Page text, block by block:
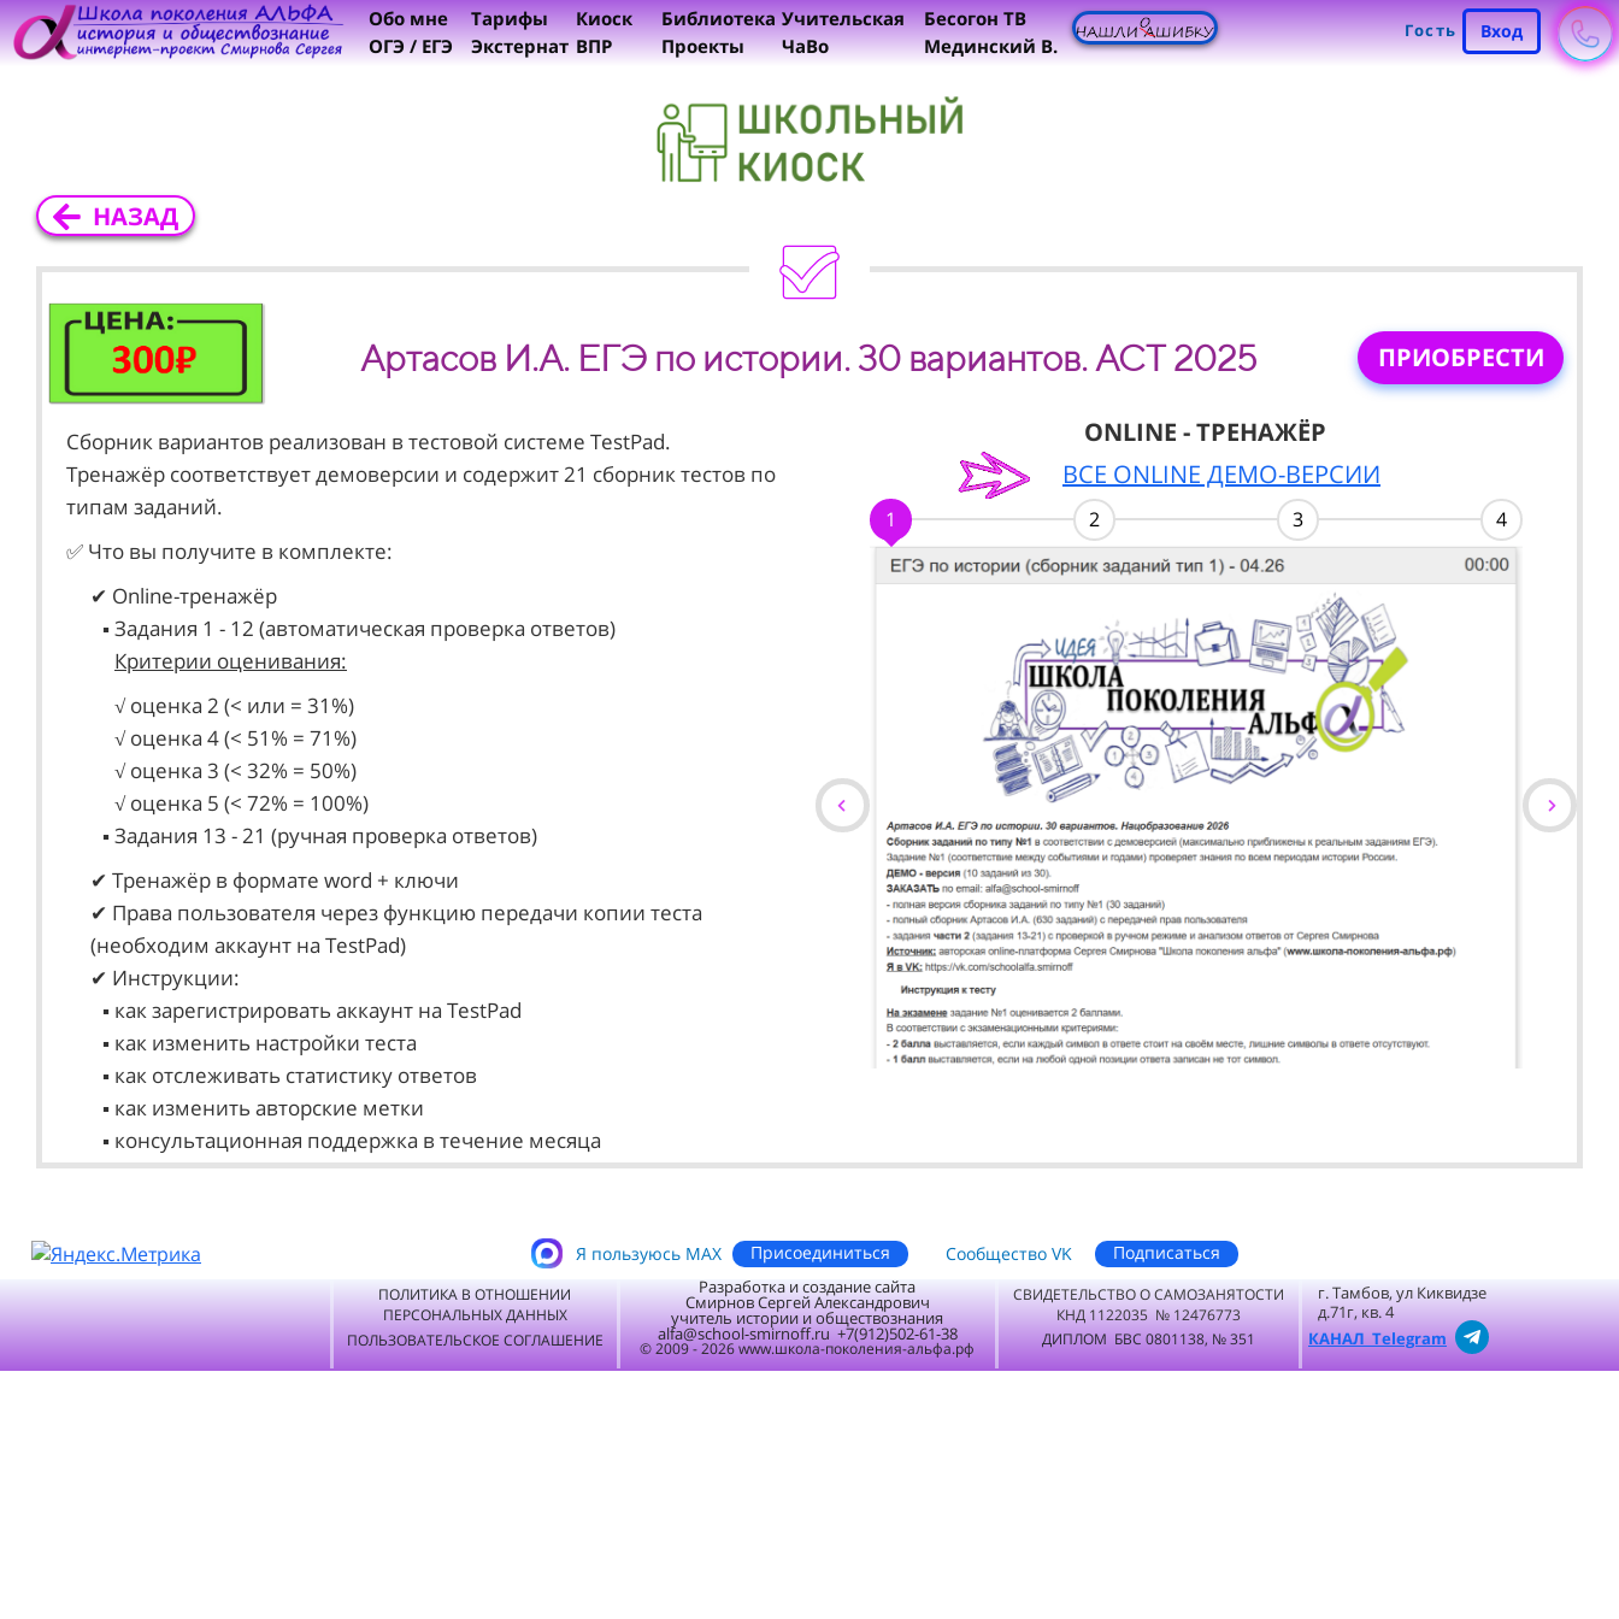
Обо мне
ОГЭ / ЕГЭ
Тарифы
Экстернат
Киоск
ВПР
Библиотека
Проекты
Учительская
ЧаВо
Бесогон ТВ
Мединский В.
Гость Вход
НАЗАД
Артасов И.А. ЕГЭ по истории. 30 вариантов. АСТ 2025 ПРИОБРЕСТИ
Сборник вариантов реализован в тестовой системе TestPad.
Тренажёр соответствует демоверсии и содержит 21 сборник тестов по
типам заданий.
✅ Что вы получите в комплекте:
✔ Online-тренажёр
▪ Задания 1 - 12 (автоматическая проверка ответов)
Критерии оценивания:
√ оценка 2 (< или = 31%)
√ оценка 4 (< 51% = 71%)
√ оценка 3 (< 32% = 50%)
√ оценка 5 (< 72% = 100%)
▪ Задания 13 - 21 (ручная проверка ответов)
✔ Тренажёр в формате word + ключи
✔ Права пользователя через функцию передачи копии теста
(необходим аккаунт на TestPad)
✔ Инструкции:
▪ как зарегистрировать аккаунт на TestPad
▪ как изменить настройки теста
▪ как отслеживать статистику ответов
▪ как изменить авторские метки
▪ консультационная поддержка в течение месяца
ONLINE - ТРЕНАЖЁР
ВСЕ ONLINE ДЕМО-ВЕРСИИ
1 2 3 4
Я пользуюсь MАХ Присоединиться Сообщество VK Подписаться
ПОЛИТИКА В ОТНОШЕНИИ
ПЕРСОНАЛЬНЫХ ДАННЫХ
ПОЛЬЗОВАТЕЛЬСКОЕ СОГЛАШЕНИЕ
Разработка и создание сайта
Смирнов Сергей Александрович
учитель истории и обществознания
alfa@school-smirnoff.ru +7(912)502-61-38
© 2009 - 2026 www.школа-поколения-альфа.рф
СВИДЕТЕЛЬСТВО О САМОЗАНЯТОСТИ
КНД 1122035 № 12476773
ДИПЛОМ БВС 0801138, № 351
г. Тамбов, ул Киквидзе
д.71г, кв. 4
КАНАЛ Telegram